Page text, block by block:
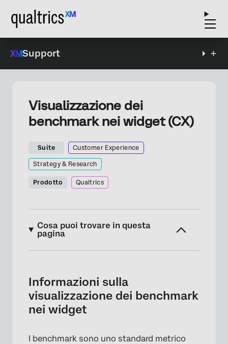
Support
Visualizzazione dei
benchmark nei widget (CX)
Suite Customer Experience
Strategy & Research
Prodotto Qualtrics
Cosa puoi trovare in questa
pagina
Come vengono visualizzati i benchmark sui
widget
Informazioni sulla
visualizzazione dei benchmark
nei widget
I benchmark sono uno standard metrico